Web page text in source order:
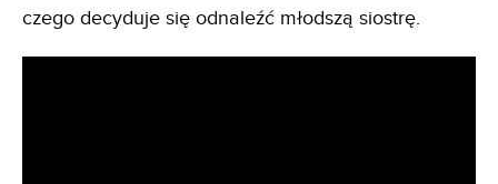
czego decyduje się odnaleźć młodszą siostrę.